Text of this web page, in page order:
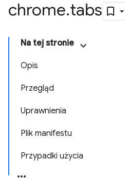
chrome.tabs
Na tej stronie
Opis
Przegląd
Uprawnienia
Plik manifestu
Przypadki użycia